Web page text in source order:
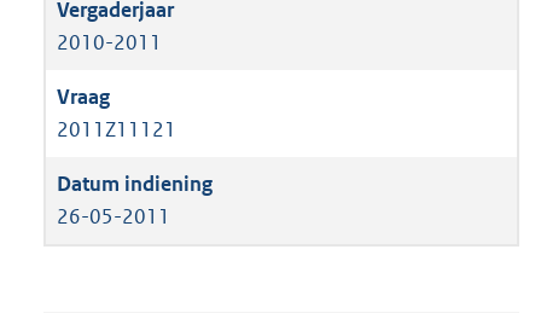
2010-2011
2011Z11121
26-05-2011